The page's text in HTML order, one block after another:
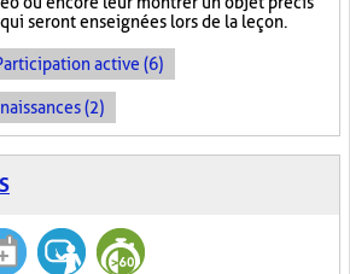
seront enseignées lors de la leçon.
active (6)
(2)